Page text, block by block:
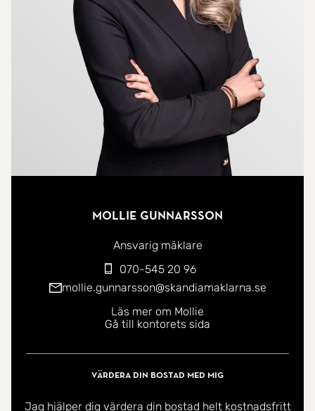
Skyttisområdet men har samtidigt endast 10
minuters promenad till centrum! Perfekt för dig
som vill ha närhet till service, samtidigt som du bor
i ett lugnare område.
Varmt välkommen att boka visning!
Mollie Gunnarsson
Ansvarig mäklare
070-545 20 96
mollie.gunnarsson@skandiamaklarna.se
Läs mer om Mollie
Gå till kontorets sida
Värdera din bostad med mig
Jag hjälper dig värdera din bostad helt kostnadsfritt